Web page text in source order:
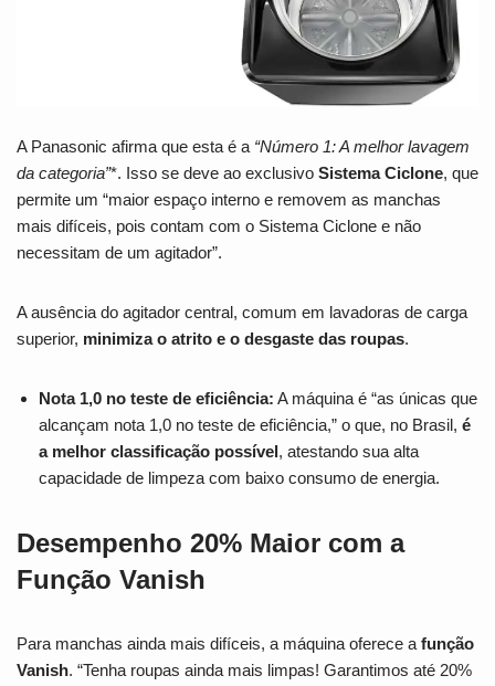
A Panasonic afirma que esta é a “Número 1: A melhor lavagem
da categoria”*. Isso se deve ao exclusivo Sistema Ciclone, que
permite um “maior espaço interno e removem as manchas
mais difíceis, pois contam com o Sistema Ciclone e não
necessitam de um agitador”.
A ausência do agitador central, comum em lavadoras de carga
superior, minimiza o atrito e o desgaste das roupas.
Nota 1,0 no teste de eficiência: A máquina é “as únicas que
alcançam nota 1,0 no teste de eficiência,” o que, no Brasil, é
a melhor classificação possível, atestando sua alta
capacidade de limpeza com baixo consumo de energia.
Desempenho 20% Maior com a
Função Vanish
Para manchas ainda mais difíceis, a máquina oferece a função
Vanish. “Tenha roupas ainda mais limpas! Garantimos até 20%